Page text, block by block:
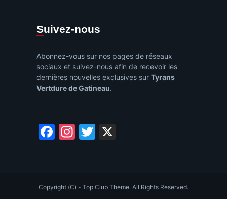
Suivez-nous
Abonnez-vous sur nos pages de réseaux
sociaux et suivez-nous afin de recevoir les
dernières nouvelles exclusives sur Tyrans
Vertdure de Gatineau.
Facebook
Instagram
Twitter
Copyright (C) - Top Club Theme. All Rights Reserved.